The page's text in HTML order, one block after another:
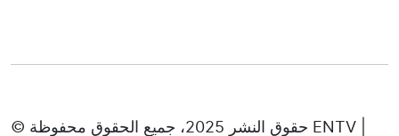
© حقوق النشر 2025، جميع الحقوق محفوظة ENTV |